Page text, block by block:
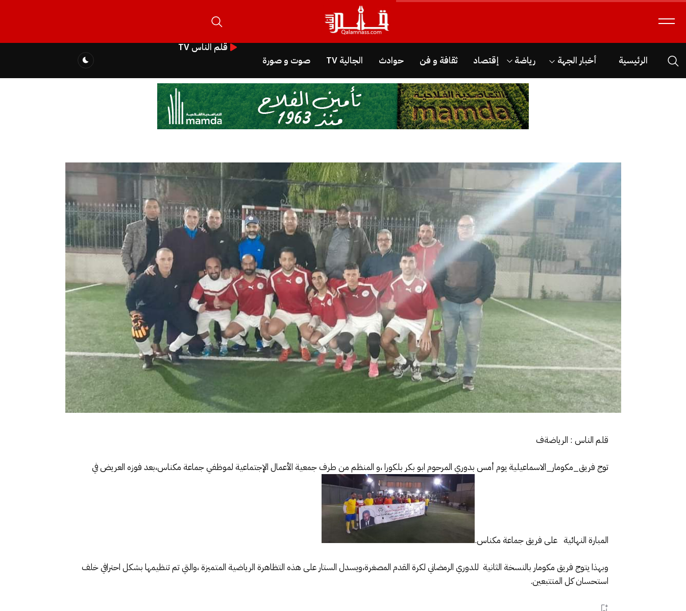
الرئيسية أخبار الجهة رياضة إقتصاد ثقافة و فن حوادث الجالية TV صوت و صورة
قلم الناس TV
قلم الناس : الرياضةف
توج فريق_مكومار_الاسماعيلية يوم أمس بدوري المرحوم ابو بكر بلكورا ،و المنظم من طرف جمعية الأعمال الإجتماعية لموظفي جماعة مكناس،بعد فوزه العريض في
المبارة النهائية على فريق جماعة مكناس.
وبهذا يتوج فريق مكومار بالنسخة الثانية للدوري الرمضاني لكرة القدم المصغرة،ويسدل الستار على هذه التظاهرة الرياضية المتميزة ،والتي تم تنظيمها بشكل احترافي خلف
استحسان كل المتتبعين.